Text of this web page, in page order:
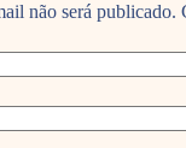
não será publicado.